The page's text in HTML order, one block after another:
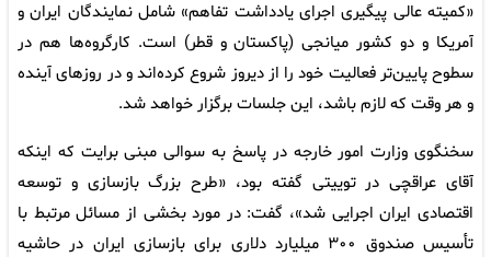
«کمیته عالی پیگیری اجرای یادداشت‌ تفاهم» شامل نمایندگان ایران و
آمریکا و دو کشور میانجی (پاکستان و قطر) است. کارگروه‌ها هم در
سطوح پایین‌تر فعالیت خود را از دیروز شروع کرده‌اند و در روزهای آینده
و هر وقت که لازم باشد، این جلسات برگزار خواهد شد.
سخنگوی وزارت امور خارجه در پاسخ به سوالی مبنی برایت که اینکه
آقای عراقچی در توییتی گفته بود، «طرح بزرگ بازسازی و توسعه
اقتصادی ایران اجرایی شد»، گفت: در مورد بخشی از مسائل مرتبط با
تأسیس صندوق ۳۰۰ میلیارد دلاری برای بازسازی ایران در حاشیه